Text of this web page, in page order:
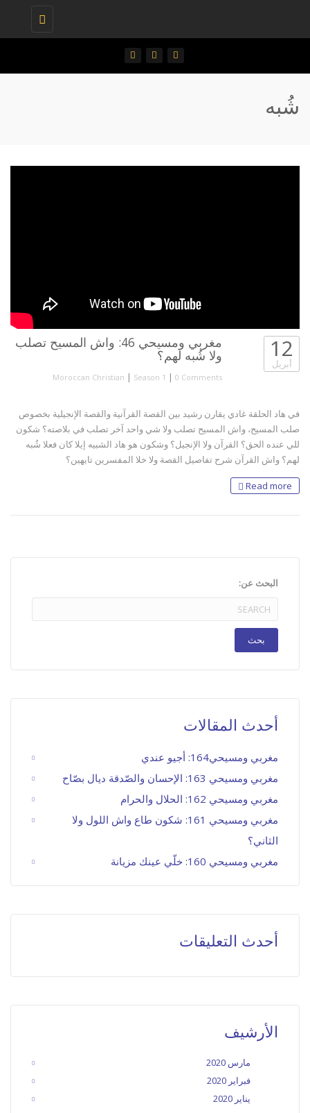
Toggle
شُبه
مغربي ومسيحي 46: واش المسيح تصلب
ولا شُبه لهم؟
Moroccan Christian | Season 1 | 0 Comments
12
أبريل
في هاد الحلقة غادي يقارن رشيد بين القصة القرآنية والقصة الإنجيلية بخصوص
صلب المسيح، واش المسيح تصلب ولا شي واحد آخر تصلب في بلاصته؟ شكون
للي عنده الحق؟ القرآن ولا الإنجيل؟ وشكون هو هاد الشبيه إيلا كان فعلا شُبه
لهم؟ واش القرآن شرح تفاصيل القصة ولا خلا المفسرين تايهين؟
Read more
البحث عن:
أحدث المقالات
مغربي ومسيحي164: أجيو عندي
مغربي ومسيحي 163: الإحسان والصّدقة ديال بصّاح
مغربي ومسيحي 162: الحلال والحرام
مغربي ومسيحي 161: شكون طاع واش اللول ولا
الثاني؟
مغربي ومسيحي 160: خلّي عينك مزيانة
أحدث التعليقات
الأرشيف
مارس 2020
فبراير 2020
يناير 2020